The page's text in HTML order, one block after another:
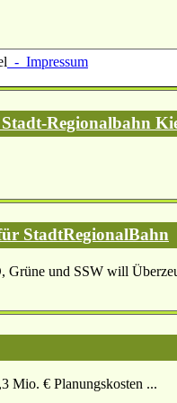
- Impressum
Regionalbahn
StadtRegionalBahn
Grüne und SSW will
Mio. € Planungskosten ...